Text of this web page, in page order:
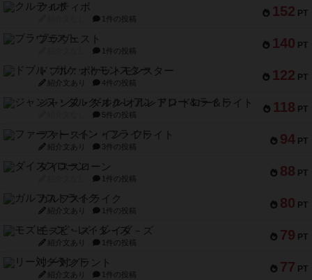
152 PT
クルティボ
1件の投稿
140 PT
ブラヴェスト
1件の投稿
122 PT
ドブル：ポケットモンスター
紹介文あり 4件の投稿
118 PT
ジャンヌ・ダルク-オルレアン ドロー＆ライト
5件の投稿
94 PT
ファースト・イン・フライト
紹介文あり 3件の投稿
88 PT
ダイススローン
1件の投稿
80 PT
ガルフストライク
紹介文あり 1件の投稿
79 PT
モズビ－ズ・レイダ－ズ
紹介文あり 1件の投稿
77 PT
リー対グラント
紹介文あり 1件の投稿